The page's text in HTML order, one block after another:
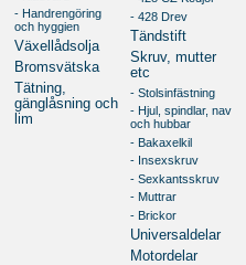
- Handrengöring
och hyggien
Växellådsolja
Bromsvätska
Tätning,
gänglåsning och
lim
- 428 Drev
Tändstift
Skruv, mutter
etc
- Stolsinfästning
- Hjul, spindlar, nav
och hubbar
- Bakaxelkil
- Insexskruv
- Sexkantsskruv
- Muttrar
- Brickor
Universaldelar
Motordelar